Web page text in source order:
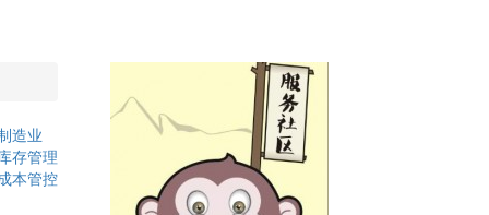
造业
存管理
本管控